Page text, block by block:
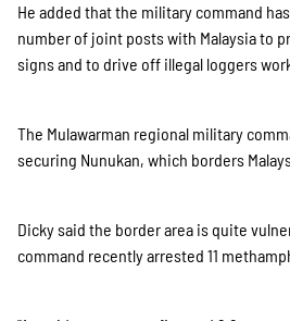
He added that the military command
number of joint posts with Malaysia to
signs and to drive off illegal loggers
The Mulawarman regional military
securing Nunukan, which borders
Dicky said the border area is quite
command recently arrested 11